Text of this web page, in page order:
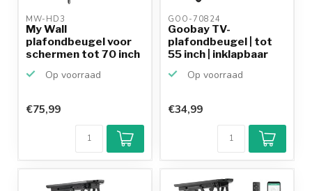
MW-HD3
My Wall
plafondbeugel voor
schermen tot 70 inch
Op voorraad
€75,99
GOO-70824
Goobay TV-
plafondbeugel | tot
55 inch | inklapbaar
Op voorraad
€34,99